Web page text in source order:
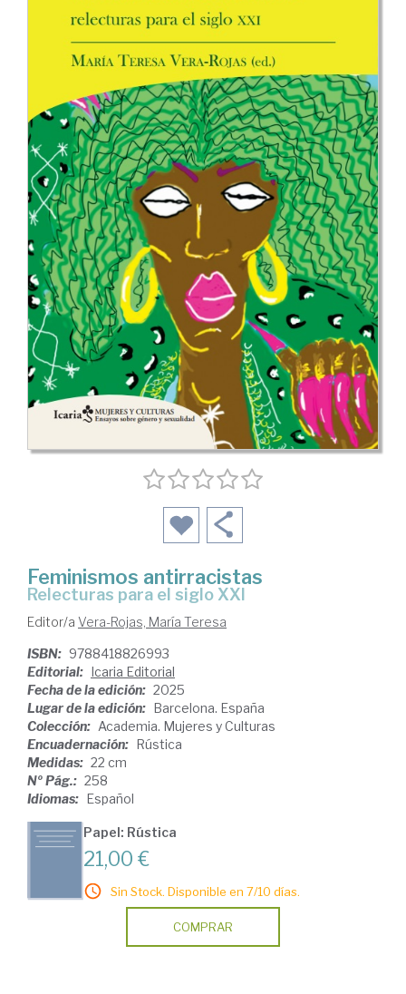
Feminismos antirracistas
Relecturas para el siglo XXI
Editor/a Vera-Rojas, María Teresa
ISBN: 9788418826993
Editorial: Icaria Editorial
Fecha de la edición: 2025
Lugar de la edición: Barcelona. España
Colección: Academia. Mujeres y Culturas
Encuadernación: Rústica
Medidas: 22 cm
Nº Pág.: 258
Idiomas: Español
Papel: Rústica
21,00 €
Sin Stock. Disponible en 7/10 días.
COMPRAR